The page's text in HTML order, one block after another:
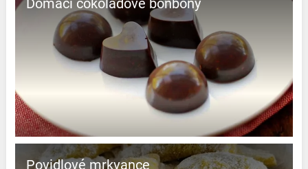
Domácí čokoládové bonbony
Povidlové mrkvance